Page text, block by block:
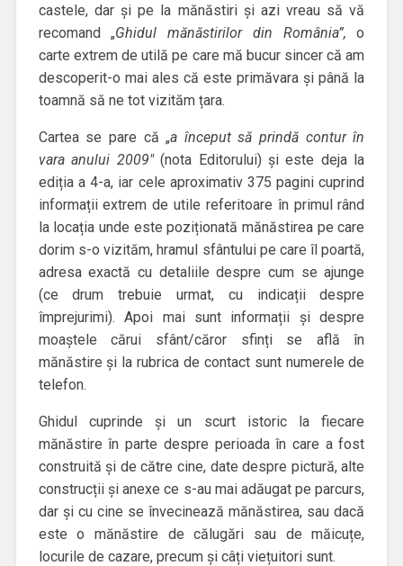
castele, dar și pe la mănăstiri și azi vreau să vă
recomand „Ghidul mănăstirilor din România”,o
carte extrem de utilă pe care mă bucur sincer că am
descoperit-o mai ales că este primăvara și până la
toamnă să ne tot vizităm țara.
Cartea se pare că „a început să prindă contur în
vara anului 2009″(nota Editorului) și este deja la
ediția a 4-a, iar cele aproximativ 375 pagini cuprind
informații extrem de utile referitoare în primul rând
la locația unde este poziționată mănăstirea pe care
dorim s-o vizităm, hramul sfântului pe care îl poartă,
adresa exactă cu detaliile despre cum se ajunge
(ce drum trebuie urmat, cu indicații despre
împrejurimi). Apoi mai sunt informații și despre
moaștele cărui sfânt/căror sfinți se află în
mănăstire și la rubrica de contact sunt numerele de
telefon.
Ghidul cuprinde și un scurt istoric la fiecare
mănăstire în parte despre perioada în care a fost
construită și de către cine, date despre pictură, alte
construcții și anexe ce s-au mai adăugat pe parcurs,
dar și cu cine se învecinează mănăstirea, sau dacă
este o mănăstire de călugări sau de măicuțe,
locurile de cazare, precum și câți viețuitori sunt.